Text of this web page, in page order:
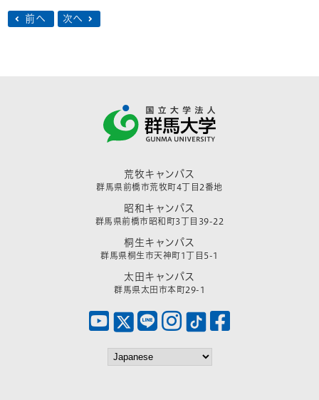
前へ 次へ
荒牧キャンパス
群馬県前橋市荒牧町4丁目2番地
昭和キャンパス
群馬県前橋市昭和町3丁目39-22
桐生キャンパス
群馬県桐生市天神町1丁目5-1
太田キャンパス
群馬県太田市本町29-1